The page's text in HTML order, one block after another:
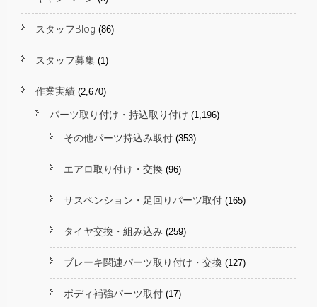
スタッフBlog (86)
スタッフ募集 (1)
作業実績 (2,670)
パーツ取り付け・持込取り付け (1,196)
その他パーツ持込み取付 (353)
エアロ取り付け・交換 (96)
サスペンション・足回りパーツ取付 (165)
タイヤ交換・組み込み (259)
ブレーキ関連パーツ取り付け・交換 (127)
ボディ補強パーツ取付 (17)